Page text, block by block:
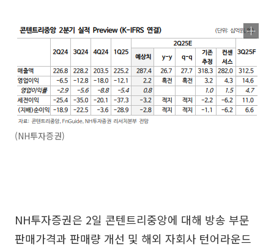
(NH투자증권)
NH투자증권은 2일 콘텐트리중앙에 대해 방송 부문
판매가격과 판매량 개선 및 해외 자회사 턴어라운드